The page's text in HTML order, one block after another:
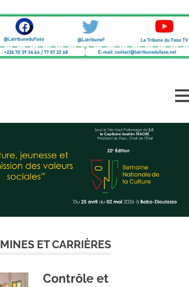
MINES ET CARRIÈRES
Contrôle et